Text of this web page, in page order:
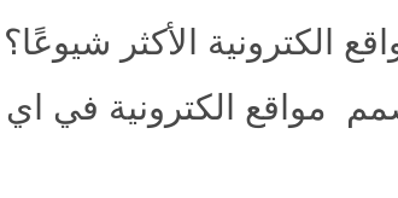
الكترونية الأكثر شيوعًا؟
مواقع الكترونية في اي